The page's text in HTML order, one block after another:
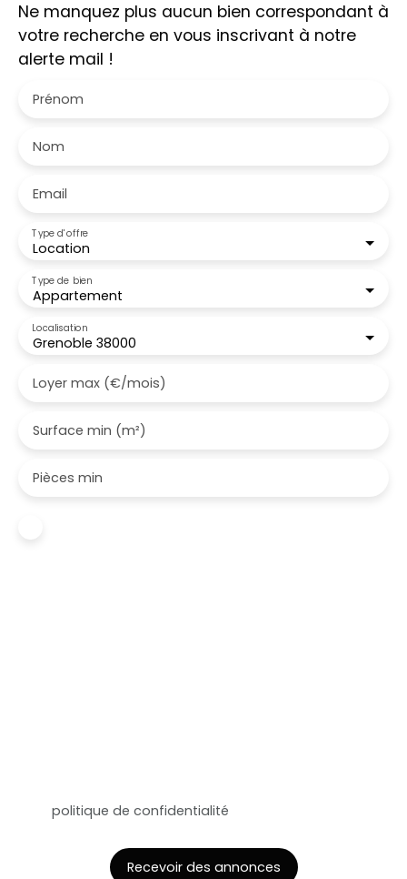
Ne manquez plus aucun bien correspondant à
votre recherche en vous inscrivant à notre
alerte mail !
Prénom
Nom
Email
Location
Type d'offre
Appartement
Type de bien
Grenoble 38000
Localisation
Loyer max (€/mois)
Surface min (m²)
Pièces min
politique de confidentialité
Recevoir des annonces